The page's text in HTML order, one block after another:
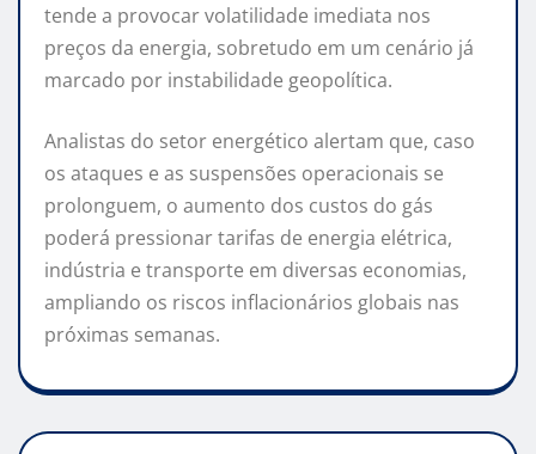
tende a provocar volatilidade imediata nos
preços da energia, sobretudo em um cenário já
marcado por instabilidade geopolítica.
Analistas do setor energético alertam que, caso
os ataques e as suspensões operacionais se
prolonguem, o aumento dos custos do gás
poderá pressionar tarifas de energia elétrica,
indústria e transporte em diversas economias,
ampliando os riscos inflacionários globais nas
próximas semanas.